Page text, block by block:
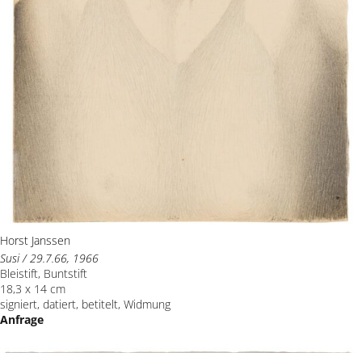
Horst Janssen
Susi / 29.7.66, 1966
Bleistift, Buntstift
18,3 x 14 cm
signiert, datiert, betitelt, Widmung
Anfrage